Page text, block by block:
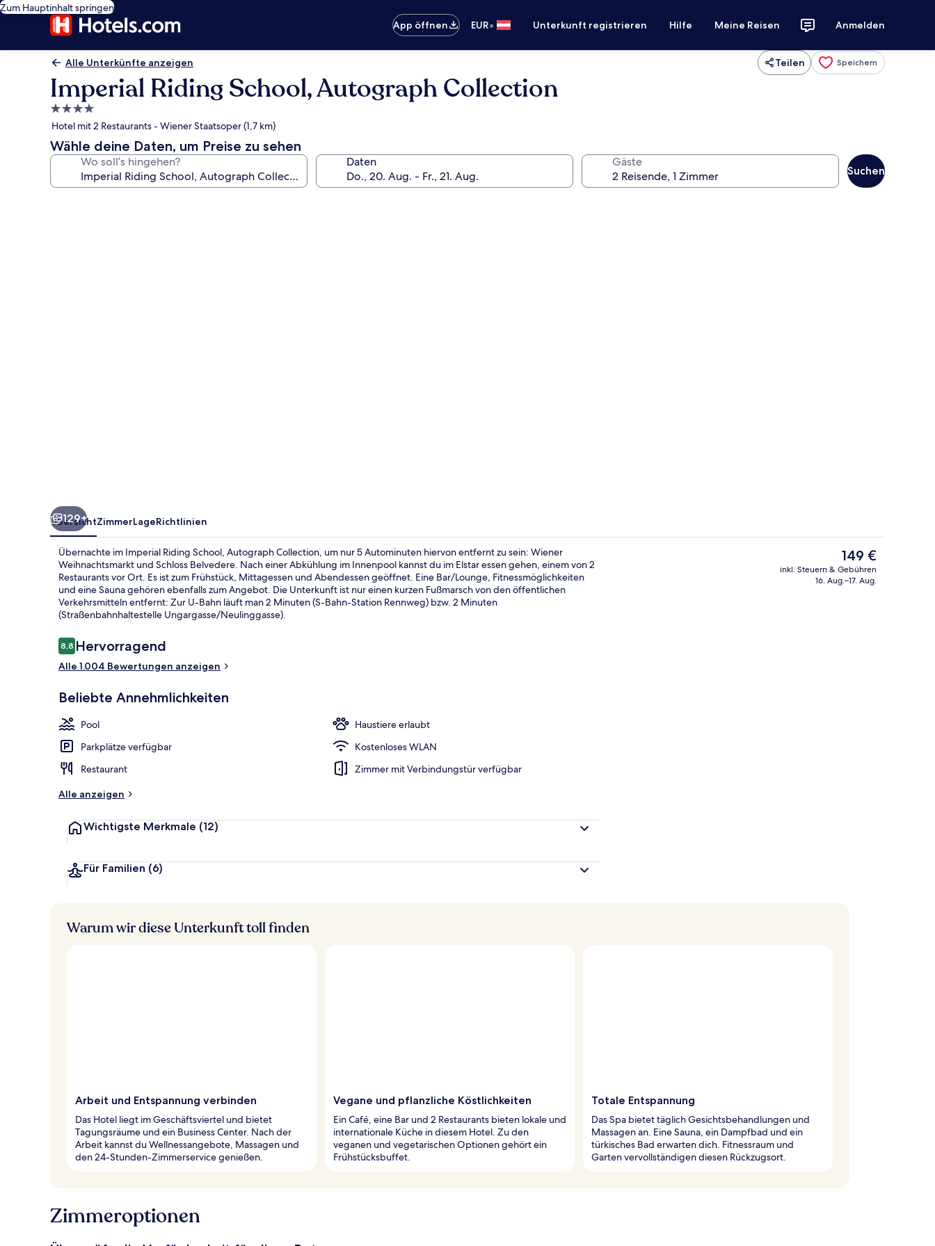
Zum Hauptinhalt springen
App öffnen
EUR• Unterkunft registrieren Hilfe Meine Reisen Anmelden
Alle Unterkünfte anzeigen Teilen Speichern
Imperial Riding School, Autograph Collection
4.0-
Sterne-
Unterkunft
Hotel mit 2 Restaurants - Wiener Staatsoper (1,7 km)
Wähle deine Daten, um Preise zu sehen
Wo soll’s hingehen? Daten Gäste
Suchen
129+
ÜbersichtZimmerLageRichtlinien
Übernachte im Imperial Riding School, Autograph Collection, um nur 5 Autominuten hiervon entfernt zu sein: Wiener
Weihnachtsmarkt und Schloss Belvedere. Nach einer Abkühlung im Innenpool kannst du im Elstar essen gehen, einem von 2
Restaurants vor Ort. Es ist zum Frühstück, Mittagessen und Abendessen geöffnet. Eine Bar/Lounge, Fitnessmöglichkeiten
und eine Sauna gehören ebenfalls zum Angebot. Die Unterkunft ist nur einen kurzen Fußmarsch von den öffentlichen
Verkehrsmitteln entfernt: Zur U-Bahn läuft man 2 Minuten (S-Bahn-Station Rennweg) bzw. 2 Minuten
(Straßenbahnhaltestelle Ungargasse/Neulinggasse).
Bewertungen
8,88,8 von 10.
Hervorragend
Alle 1.004 Bewertungen anzeigen
Beliebte Annehmlichkeiten
Pool
Haustiere erlaubt
Parkplätze verfügbar
Kostenloses WLAN
Restaurant
Zimmer mit Verbindungstür verfügbar
Alle anzeigen
Wichtigste Merkmale (12)
Für Familien (6)
Der
aktuelle
Preis
149 €
inkl. Steuern & Gebühren
16. Aug.–17. Aug.
Warum wir diese Unterkunft toll finden
Arbeit und Entspannung verbinden
Das Hotel liegt im Geschäftsviertel und bietet
Tagungsräume und ein Business Center. Nach der
Arbeit kannst du Wellnessangebote, Massagen und
den 24-Stunden-Zimmerservice genießen.
Vegane und pflanzliche Köstlichkeiten
Ein Café, eine Bar und 2 Restaurants bieten lokale und
internationale Küche in diesem Hotel. Zu den
veganen und vegetarischen Optionen gehört ein
Frühstücksbuffet.
Totale Entspannung
Das Spa bietet täglich Gesichtsbehandlungen und
Massagen an. Eine Sauna, ein Dampfbad und ein
türkisches Bad erwarten dich. Fitnessraum und
Garten vervollständigen diesen Rückzugsort.
Zimmeroptionen